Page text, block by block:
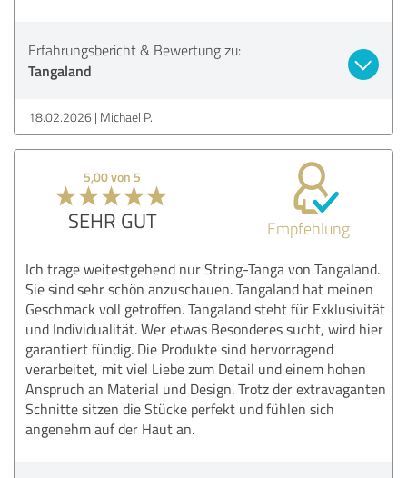
Erfahrungsbericht & Bewertung zu:
Tangaland
18.02.2026 Michael P.
5,00 von 5
SEHR GUT Empfehlung
Ich trage weitestgehend nur String-Tanga von Tangaland.
Sie sind sehr schön anzuschauen. Tangaland hat meinen
Geschmack voll getroffen. Tangaland steht für Exklusivität
und Individualität. Wer etwas Besonderes sucht, wird hier
garantiert fündig. Die Produkte sind hervorragend
verarbeitet, mit viel Liebe zum Detail und einem hohen
Anspruch an Material und Design. Trotz der extravaganten
Schnitte sitzen die Stücke perfekt und fühlen sich
angenehm auf der Haut an.